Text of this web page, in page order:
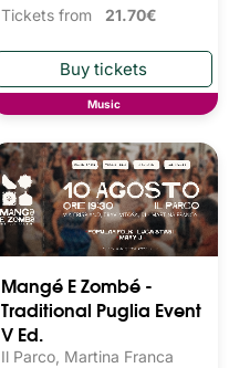
Tickets from 21.70€
Music
Mangé E Zombé -
Traditional Puglia Event
V Ed.
Il Parco, Martina Franca